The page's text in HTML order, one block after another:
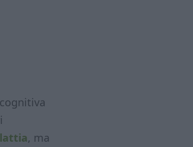
, ma